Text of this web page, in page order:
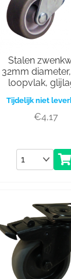
Stalen
32mm
loopvlak,
Tijdelijk niet
€4,17
Aantal